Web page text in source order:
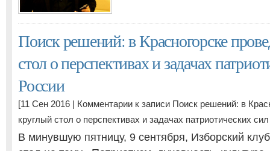
Поиск решений: в Красногорске
стол о перспективах и задачах
России
[11 Сен 2016 | Комментарии к записи Поиск решений: в
круглый стол о перспективах и задачах патриотических
В минувшую пятницу, 9 сентября, Изборский